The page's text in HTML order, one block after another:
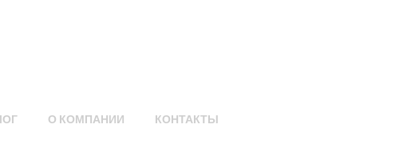
О КОМПАНИИ КОНТАКТЫ